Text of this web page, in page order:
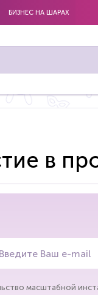
БИЗНЕС НА ШАРАХ
в
масштабной